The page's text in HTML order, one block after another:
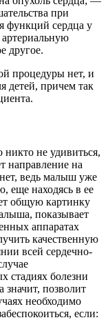
при
функций сердца у
другое.
процедуры нет, и
детей, причем так
не удивиться,
направление на
ведь малыш уже
еще находясь в ее
общую картинку
показывает
аппаратах
качественную
всей сердечно-
стадиях болезни
значит, позволит
необходимо
если: